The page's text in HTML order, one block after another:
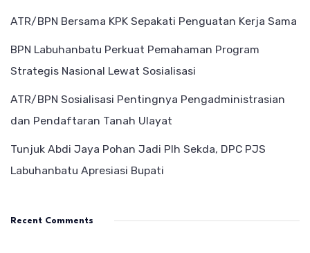
ATR/BPN Bersama KPK Sepakati Penguatan Kerja Sama
BPN Labuhanbatu Perkuat Pemahaman Program
Strategis Nasional Lewat Sosialisasi
ATR/BPN Sosialisasi Pentingnya Pengadministrasian
dan Pendaftaran Tanah Ulayat
Tunjuk Abdi Jaya Pohan Jadi Plh Sekda, DPC PJS
Labuhanbatu Apresiasi Bupati
Recent Comments